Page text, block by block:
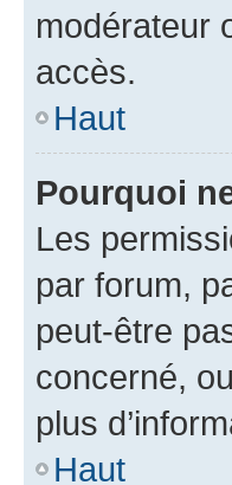
modérateur
accès.
Haut
Pourquoi
Les
par forum,
peut-être
concerné,
plus
Haut